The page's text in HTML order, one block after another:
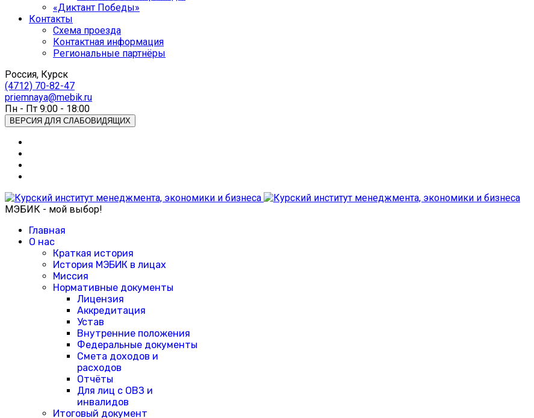
«Диктант Победы»
Контакты
Схема проезда
Контактная информация
Региональные партнёры
Россия, Курск
(4712) 70-82-47
priemnaya@mebik.ru
Пн - Пт 9:00 - 18:00
ВЕРСИЯ ДЛЯ СЛАБОВИДЯЩИХ
МЭБИК - мой выбор!
Главная
О нас
Краткая история
История МЭБИК в лицах
Миссия
Нормативные документы
Лицензия
Аккредитация
Устав
Внутренние положения
Федеральные документы
Смета доходов и
расходов
Отчёты
Для лиц с ОВЗ и
инвалидов
Итоговый документ